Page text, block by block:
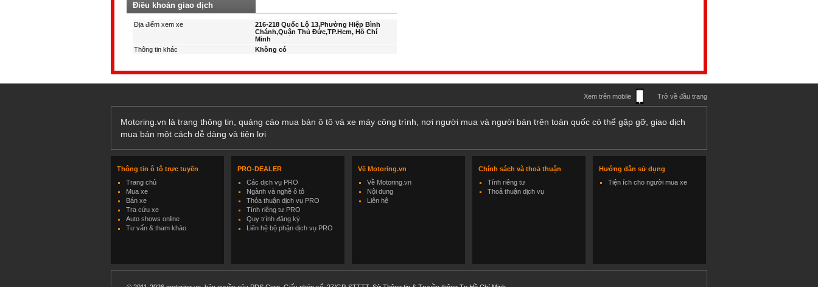
Điều khoản giao dịch
Địa điểm xem xe
216-218 Quốc Lộ 13,Phường Hiệp Bình
Chánh,Quận Thủ Đức,TP.Hcm, Hồ Chí
Minh
Thông tin khác
Không có
Xem trên mobile Trở về đầu trang
Motoring.vn là trang thông tin, quảng cáo mua bán ô tô và xe máy công trình, nơi người mua và người bán trên toàn quốc có thể gặp gỡ, giao dịch
mua bán một cách dễ dàng và tiện lợi
Thông tin ô tô trực tuyến
Trang chủ
Mua xe
Bán xe
Tra cứu xe
Auto shows online
Tư vấn & tham khảo
PRO-DEALER
Các dịch vụ PRO
Ngành và nghề ô tô
Thỏa thuận dịch vụ PRO
Tính riêng tư PRO
Quy trình đăng ký
Liên hệ bộ phận dịch vụ PRO
Về Motoring.vn
Về Motoring.vn
Nội dung
Liên hệ
Chính sách và thoả thuận
Tính riêng tư
Thoả thuận dịch vụ
Hướng dẫn sử dụng
Tiện ích cho người mua xe